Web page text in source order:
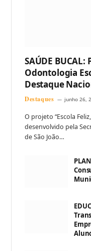
SAÚDE
Odontologia
Destaque
Destaques junho 26,
O projeto “Escola
desenvolvido pela
de São João…